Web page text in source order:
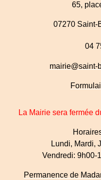
65,
07270 Saint-
04
mairie@saint-
La Mairie sera fermée
Lundi, Mardi,
Vendredi: 9h00-
Permanence de